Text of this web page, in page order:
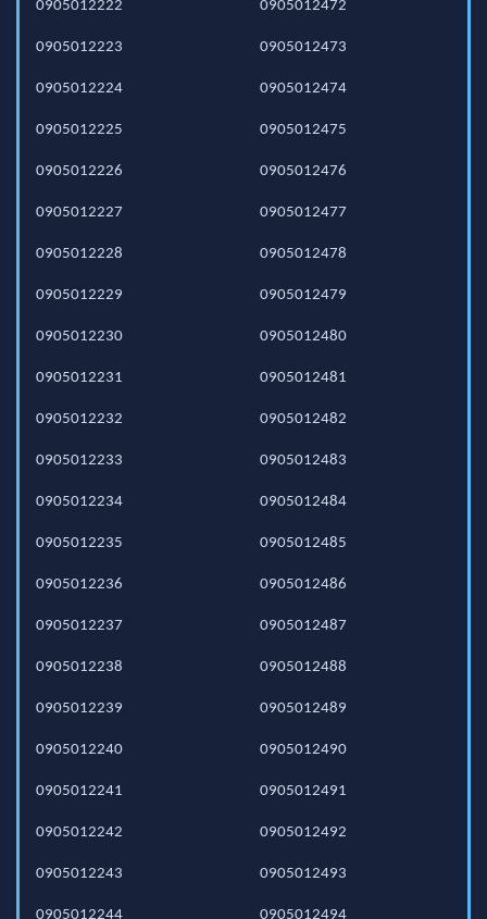
0905012222
0905012223
0905012224
0905012225
0905012226
0905012227
0905012228
0905012229
0905012230
0905012231
0905012232
0905012233
0905012234
0905012235
0905012236
0905012237
0905012238
0905012239
0905012240
0905012241
0905012242
0905012243
0905012244
0905012472
0905012473
0905012474
0905012475
0905012476
0905012477
0905012478
0905012479
0905012480
0905012481
0905012482
0905012483
0905012484
0905012485
0905012486
0905012487
0905012488
0905012489
0905012490
0905012491
0905012492
0905012493
0905012494